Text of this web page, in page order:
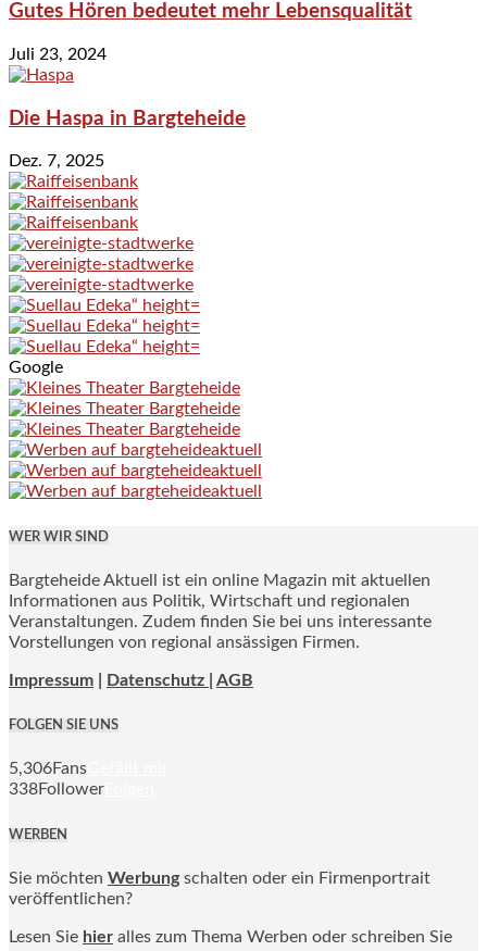
Gutes Hören bedeutet mehr Lebensqualität
Juli 23, 2024
Die Haspa in Bargteheide
Dez. 7, 2025
Google
WER WIR SIND
Bargteheide Aktuell ist ein online Magazin mit aktuellen
Informationen aus Politik, Wirtschaft und regionalen
Veranstaltungen. Zudem finden Sie bei uns interessante
Vorstellungen von regional ansässigen Firmen.
Impressum Datenschutz | AGB
FOLGEN SIE UNS
5,306Fans
338Follower
WERBEN
Sie möchten Werbung schalten oder ein Firmenportrait
veröffentlichen?
Lesen Sie hier alles zum Thema Werben oder schreiben Sie